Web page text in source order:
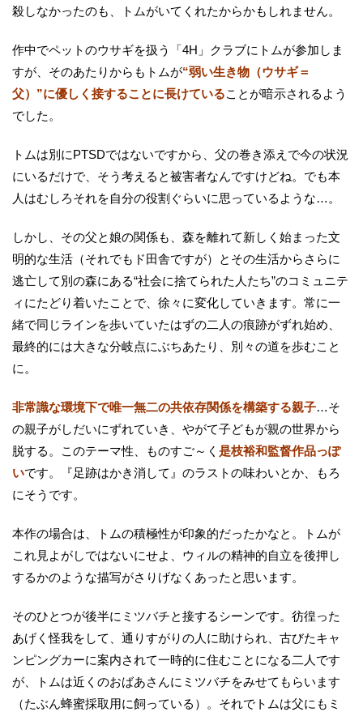
殺しなかったのも、トムがいてくれたからかもしれません。
作中でペットのウサギを扱う「4H」クラブにトムが参加しま
すが、そのあたりからもトムが“弱い生き物（ウサギ＝
父）”に優しく接することに長けていることが暗示されるよう
でした。
トムは別にPTSDではないですから、父の巻き添えで今の状況
にいるだけで、そう考えると被害者なんですけどね。でも本
人はむしろそれを自分の役割ぐらいに思っているような…。
しかし、その父と娘の関係も、森を離れて新しく始まった文
明的な生活（それでもド田舎ですが）とその生活からさらに
逃亡して別の森にある“社会に捨てられた人たち”のコミュニテ
ィにたどり着いたことで、徐々に変化していきます。常に一
緒で同じラインを歩いていたはずの二人の痕跡がずれ始め、
最終的には大きな分岐点にぶちあたり、別々の道を歩むこと
に。
非常識な環境下で唯一無二の共依存関係を構築する親子…そ
の親子がしだいにずれていき、やがて子どもが親の世界から
脱する。このテーマ性、ものすご～く 是枝裕和監督作品っぽ
いです。『足跡はかき消して』のラストの味わいとか、もろ
にそうです。
本作の場合は、トムの積極性が印象的だったかなと。トムが
これ見よがしではないにせよ、ウィルの精神的自立を後押し
するかのような描写がさりげなくあったと思います。
そのひとつが後半にミツバチと接するシーンです。彷徨った
あげく怪我をして、通りすがりの人に助けられ、古びたキャ
ンピングカーに案内されて一時的に住むことになる二人です
が、トムは近くのおばあさんにミツバチをみせてもらいます
（たぶん蜂蜜採取用に飼っている）。それでトムは父にもミ